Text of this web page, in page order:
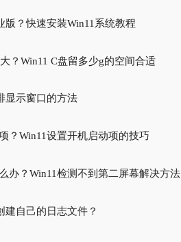
版？快速安装Win11系统教程
？Win11 C盘留多少g的空间合适
显示窗口的方法
？Win11设置开机启动项的技巧
办？Win11检测不到第二屏幕解决方法
建自己的日志文件？